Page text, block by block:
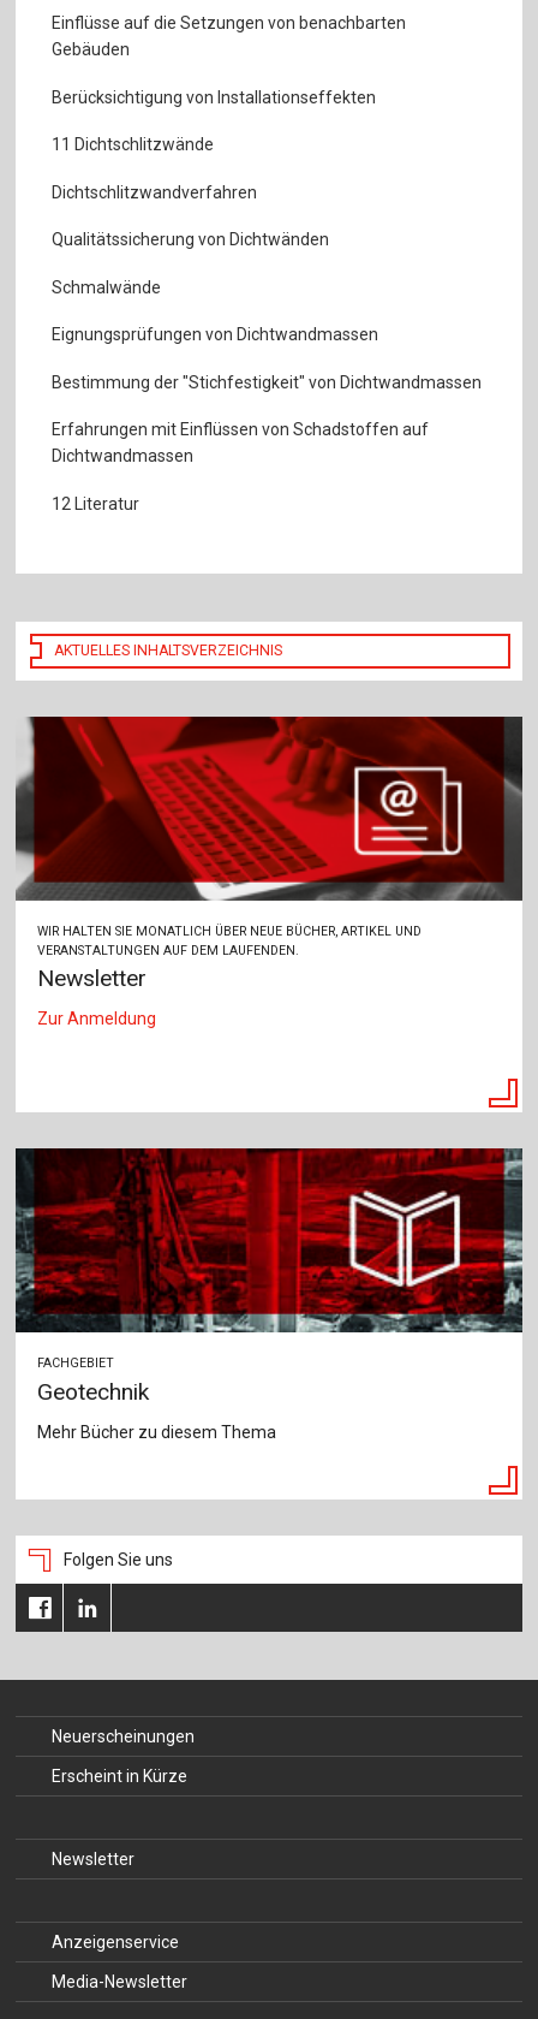
Einflüsse auf die Setzungen von benachbarten
Gebäuden
Berücksichtigung von Installationseffekten
11 Dichtschlitzwände
Dichtschlitzwandverfahren
Qualitätssicherung von Dichtwänden
Schmalwände
Eignungsprüfungen von Dichtwandmassen
Bestimmung der "Stichfestigkeit" von Dichtwandmassen
Erfahrungen mit Einflüssen von Schadstoffen auf
Dichtwandmassen
12 Literatur
AKTUELLES INHALTSVERZEICHNIS
WIR HALTEN SIE MONATLICH ÜBER NEUE BÜCHER, ARTIKEL UND
VERANSTALTUNGEN AUF DEM LAUFENDEN.
Newsletter
Zur Anmeldung
FACHGEBIET
Geotechnik
Mehr Bücher zu diesem Thema
Folgen Sie uns
Neuerscheinungen
Erscheint in Kürze
Newsletter
Anzeigenservice
Media-Newsletter